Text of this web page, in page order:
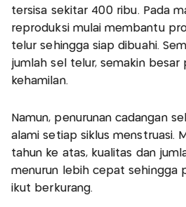
tersisa sekitar 400 ribu. Pada
reproduksi mulai membantu
telur sehingga siap dibuahi.
jumlah sel telur, semakin besar
kehamilan.
Namun, penurunan cadangan
alami setiap siklus menstruasi.
tahun ke atas, kualitas dan
menurun lebih cepat sehingga
ikut berkurang.